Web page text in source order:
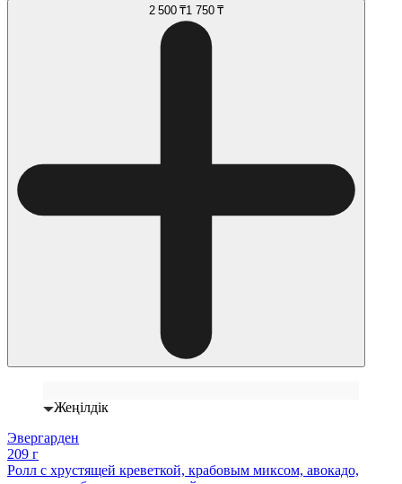
2 500 ₸1 750 ₸
Жеңілдік
Эвергарден
209 г
Ролл с хрустящей креветкой, крабовым миксом, авокадо,